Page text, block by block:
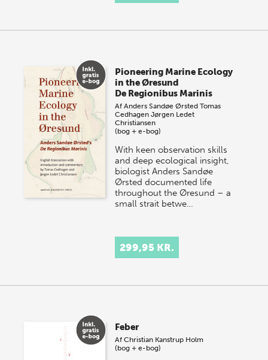
Pioneering Marine Ecology
in the Øresund
De Regionibus Marinis
AfAnders Sandøe Ørsted Tomas
Cedhagen Jørgen Ledet
Christiansen
(bog + e-bog)
With keen observation skills
and deep ecological insight,
biologist Anders Sandøe
Ørsted documented life
throughout the Øresund – a
small strait betwe…
299,95 KR.
Feber
AfChristian Kanstrup Holm
(bog + e-bog)